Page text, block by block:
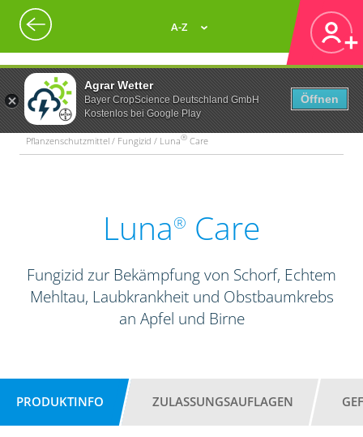
Agrar Wetter
Bayer CropScience Deutschland GmbH
Kostenlos bei Google Play
Öffnen
A-Z
Pflanzenschutzmittel / Fungizid / Luna® Care
Luna® Care
Fungizid zur Bekämpfung von Schorf, Echtem
Mehltau, Laubkrankheit und Obstbaumkrebs
an Apfel und Birne
PRODUKTINFO ZULASSUNGSAUFLAGEN